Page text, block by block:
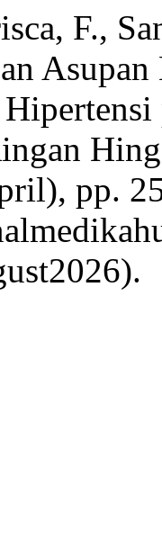
F.,
pp.